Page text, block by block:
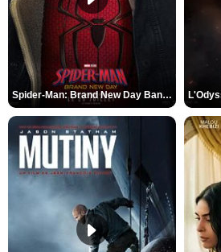
Spider-Man: Brand New Day Bande-annonce VO STFR